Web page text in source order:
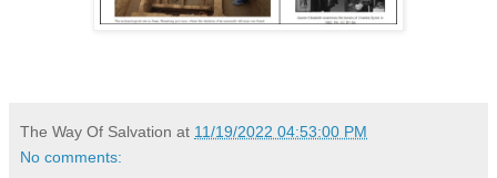
The Way Of Salvation at 11/19/2022 04:53:00 PM
No comments: